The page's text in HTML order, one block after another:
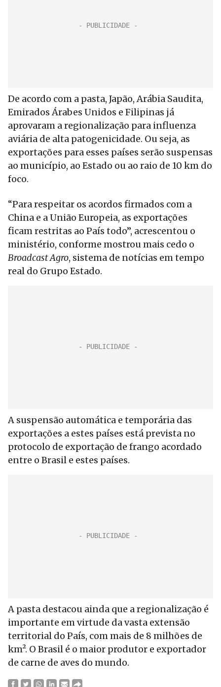
De acordo com a pasta, Japão, Arábia Saudita,
Emirados Árabes Unidos e Filipinas já
aprovaram a regionalização para influenza
aviária de alta patogenicidade. Ou seja, as
exportações para esses países serão suspensas
ao município, ao Estado ou ao raio de 10 km do
foco.
“Para respeitar os acordos firmados com a
China e a União Europeia, as exportações
ficam restritas ao País todo”, acrescentou o
ministério, conforme mostrou mais cedo o
Broadcast Agro, sistema de notícias em tempo
real do Grupo Estado.
A suspensão automática e temporária das
exportações a estes países está prevista no
protocolo de exportação de frango acordado
entre o Brasil e estes países.
A pasta destacou ainda que a regionalização é
importante em virtude da vasta extensão
territorial do País, com mais de 8 milhões de
km². O Brasil é o maior produtor e exportador
de carne de aves do mundo.